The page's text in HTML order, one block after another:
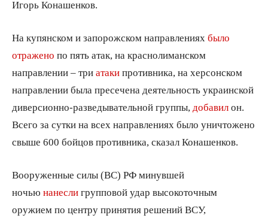
Игорь Конашенков.
На купянском и запорожском направлениях было
отражено по пять атак, на краснолиманском
направлении – три атаки противника, на херсонском
направлении была пресечена деятельность украинской
диверсионно-разведывательной группы, добавил он.
Всего за сутки на всех направлениях было уничтожено
свыше 600 бойцов противника, сказал Конашенков.
Вооруженные силы (ВС) РФ минувшей
ночью нанесли групповой удар высокоточным
оружием по центру принятия решений ВСУ,